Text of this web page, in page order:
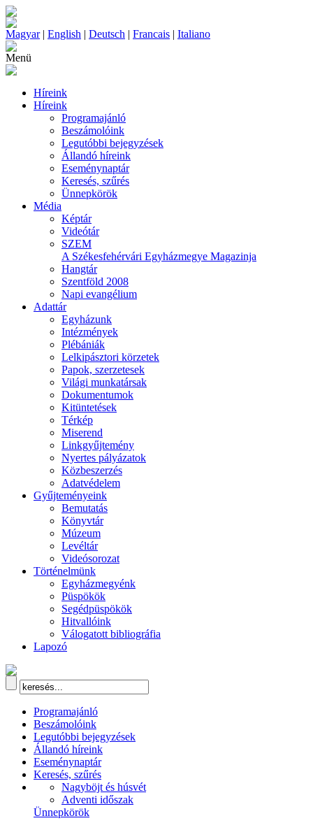
Magyar| English | Deutsch | Francais | Italiano
Menü
Híreink
Híreink
Programajánló
Beszámolóink
Legutóbbi bejegyzések
Állandó híreink
Eseménynaptár
Keresés, szűrés
Ünnepkörök
Média
Képtár
Videótár
SZEM
A Székesfehérvári Egyházmegye Magazinja
Hangtár
Szentföld 2008
Napi evangélium
Adattár
Egyházunk
Intézmények
Plébániák
Lelkipásztori körzetek
Papok, szerzetesek
Világi munkatársak
Dokumentumok
Kitüntetések
Térkép
Miserend
Linkgyűjtemény
Nyertes pályázatok
Közbeszerzés
Adatvédelem
Gyűjteményeink
Bemutatás
Könyvtár
Múzeum
Levéltár
Videósorozat
Történelmünk
Egyházmegyénk
Püspökök
Segédpüspökök
Hitvallóink
Válogatott bibliográfia
Lapozó
Programajánló
Beszámolóink
Legutóbbi bejegyzések
Állandó híreink
Eseménynaptár
Keresés, szűrés
Nagyböjt és húsvét
Adventi időszak
Ünnepkörök